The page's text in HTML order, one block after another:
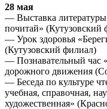
28 мая
— Выставка
почитай» (Кутузовский
— Урок здоровья
(Кутузовский филиал)
— Познавательный час
дорожного движения
— Беседа по культуре
учебная, справочная,
художественная»